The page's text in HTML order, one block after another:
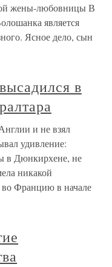
жены-любовницы В
является
Ясное дело, сын
в
и не взял
удивление:
в Дюнкирхене, не
никакой
Францию в начале